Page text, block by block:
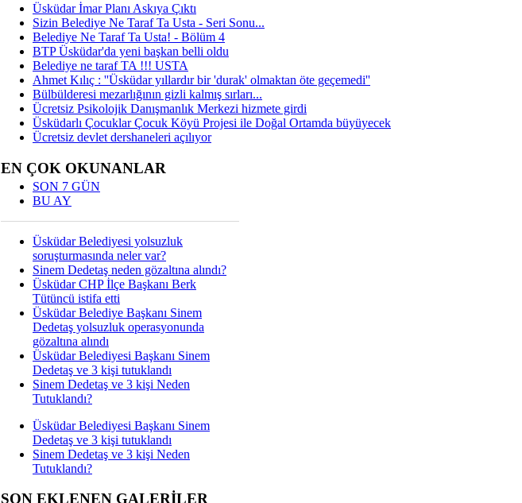
Üsküdar İmar Planı Askıya Çıktı
Sizin Belediye Ne Taraf Ta Usta - Seri Sonu...
Belediye Ne Taraf Ta Usta! - Bölüm 4
BTP Üsküdar'da yeni başkan belli oldu
Belediye ne taraf TA !!! USTA
Ahmet Kılıç : ''Üsküdar yıllardır bir 'durak' olmaktan öte geçemedi''
Bülbülderesi mezarlığının gizli kalmış sırları...
Ücretsiz Psikolojik Danışmanlık Merkezi hizmete girdi
Üsküdarlı Çocuklar Çocuk Köyü Projesi ile Doğal Ortamda büyüyecek
Ücretsiz devlet dershaneleri açılıyor
EN ÇOK OKUNANLAR
SON 7 GÜN
BU AY
Üsküdar Belediyesi yolsuzluk
soruşturmasında neler var?
Sinem Dedetaş neden gözaltına alındı?
Üsküdar CHP İlçe Başkanı Berk
Tütüncü istifa etti
Üsküdar Belediye Başkanı Sinem
Dedetaş yolsuzluk operasyonunda
gözaltına alındı
Üsküdar Belediyesi Başkanı Sinem
Dedetaş ve 3 kişi tutuklandı
Sinem Dedetaş ve 3 kişi Neden
Tutuklandı?
Üsküdar Belediyesi Başkanı Sinem
Dedetaş ve 3 kişi tutuklandı
Sinem Dedetaş ve 3 kişi Neden
Tutuklandı?
SON EKLENEN GALERİLER